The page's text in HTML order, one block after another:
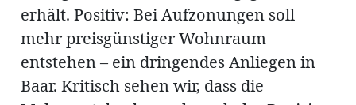
erhält. Positiv: Bei Aufzonungen soll
mehr preisgünstiger Wohnraum
entstehen – ein dringendes Anliegen in
Baar. Kritisch sehen wir, dass die